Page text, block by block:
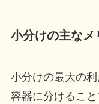
小分けの主なメ
小分けの最大の
容器に分けるこ